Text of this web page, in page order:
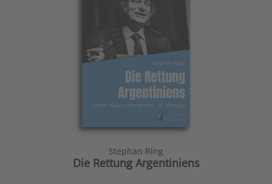
Stephan Ring
Die Rettung Argentiniens